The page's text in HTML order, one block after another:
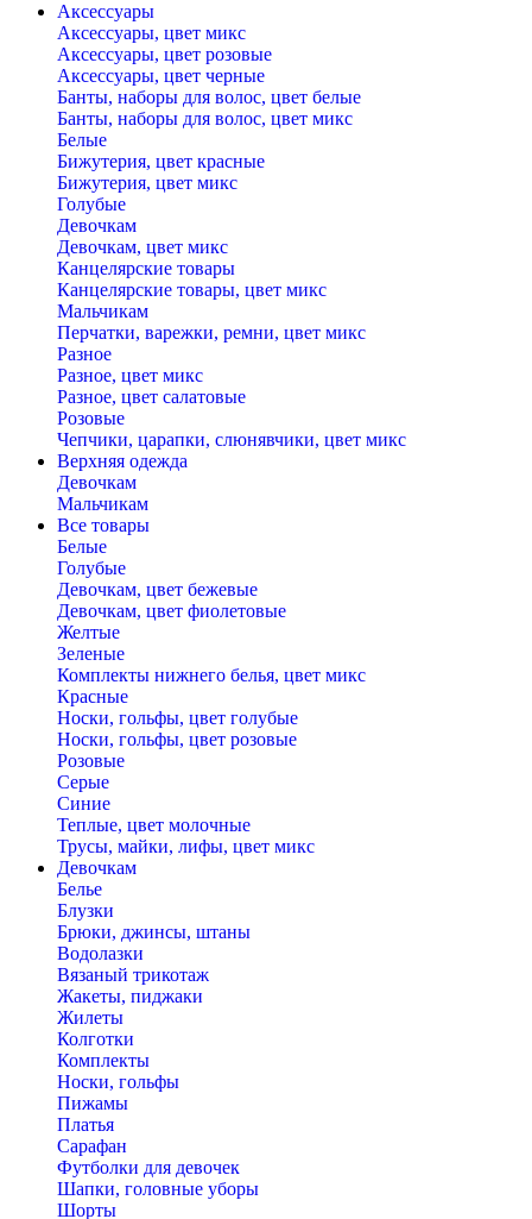
Аксессуары
Аксессуары, цвет микс
Аксессуары, цвет розовые
Аксессуары, цвет черные
Банты, наборы для волос, цвет белые
Банты, наборы для волос, цвет микс
Белые
Бижутерия, цвет красные
Бижутерия, цвет микс
Голубые
Девочкам
Девочкам, цвет микс
Канцелярские товары
Канцелярские товары, цвет микс
Мальчикам
Перчатки, варежки, ремни, цвет микс
Разное
Разное, цвет микс
Разное, цвет салатовые
Розовые
Чепчики, царапки, слюнявчики, цвет микс
Верхняя одежда
Девочкам
Мальчикам
Все товары
Белые
Голубые
Девочкам, цвет бежевые
Девочкам, цвет фиолетовые
Желтые
Зеленые
Комплекты нижнего белья, цвет микс
Красные
Носки, гольфы, цвет голубые
Носки, гольфы, цвет розовые
Розовые
Серые
Синие
Теплые, цвет молочные
Трусы, майки, лифы, цвет микс
Девочкам
Белье
Блузки
Брюки, джинсы, штаны
Водолазки
Вязаный трикотаж
Жакеты, пиджаки
Жилеты
Колготки
Комплекты
Носки, гольфы
Пижамы
Платья
Сарафан
Футболки для девочек
Шапки, головные уборы
Шорты